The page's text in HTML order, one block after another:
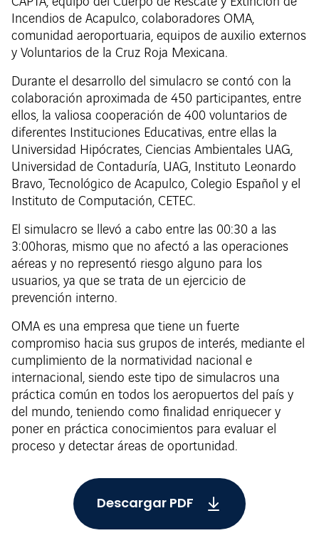
Incendios de Acapulco, colaboradores OMA,
comunidad aeroportuaria, equipos de auxilio externos
y Voluntarios de la Cruz Roja Mexicana.
Durante el desarrollo del simulacro se contó con la
colaboración aproximada de 450 participantes, entre
ellos, la valiosa cooperación de 400 voluntarios de
diferentes Instituciones Educativas, entre ellas la
Universidad Hipócrates, Ciencias Ambientales UAG,
Universidad de Contaduría, UAG, Instituto Leonardo
Bravo, Tecnológico de Acapulco, Colegio Español y el
Instituto de Computación, CETEC.
El simulacro se llevó a cabo entre las 00:30 a las
3:00horas, mismo que no afectó a las operaciones
aéreas y no representó riesgo alguno para los
usuarios, ya que se trata de un ejercicio de
prevención interno.
OMA es una empresa que tiene un fuerte
compromiso hacia sus grupos de interés, mediante el
cumplimiento de la normatividad nacional e
internacional, siendo este tipo de simulacros una
práctica común en todos los aeropuertos del país y
del mundo, teniendo como finalidad enriquecer y
poner en práctica conocimientos para evaluar el
proceso y detectar áreas de oportunidad.
Descargar PDF